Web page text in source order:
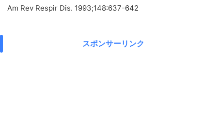
Am Rev Respir Dis. 1993;148:637-642
スポンサーリンク